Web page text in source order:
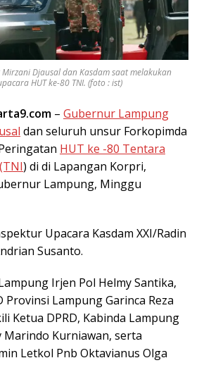
Djausal dan Kasdam saat melakukan
HUT ke-80 TNI. (foto : ist)
– Gubernur Lampung
dan seluruh unsur Forkopimda
HUT ke -80 Tentara
) di di Lapangan Korpri,
Lampung, Minggu
Upacara Kasdam XXI/Radin
Susanto.
Irjen Pol Helmy Santika,
Provinsi Lampung Garinca Reza
Ketua DPRD, Kabinda Lampung
Marindo Kurniawan, serta
Letkol Pnb Oktavianus Olga